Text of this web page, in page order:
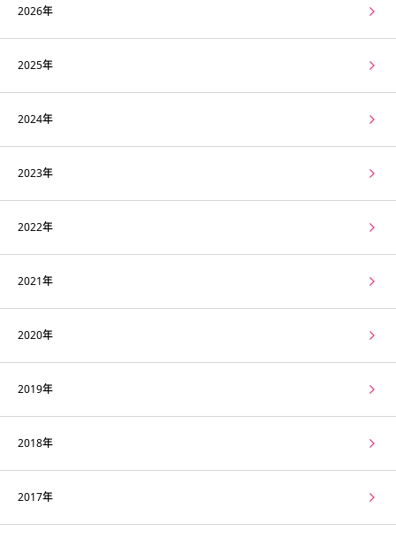
2026年
2025年
2024年
2023年
2022年
2021年
2020年
2019年
2018年
2017年